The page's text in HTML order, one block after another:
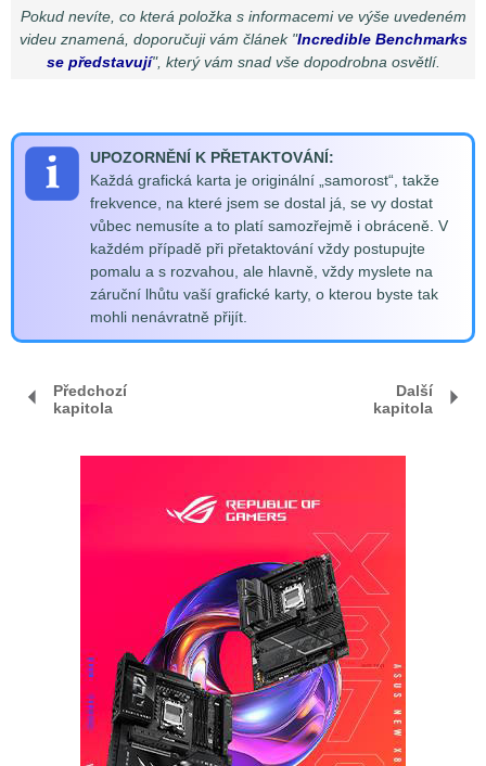
Pokud nevíte, co která položka s informacemi ve výše uvedeném
videu znamená, doporučuji vám článek "Incredible Benchmarks
se představují", který vám snad vše dopodrobna osvětlí.
UPOZORNĚNÍ K PŘETAKTOVÁNÍ:
Každá grafická karta je originální „samorost“, takže
frekvence, na které jsem se dostal já, se vy dostat
vůbec nemusíte a to platí samozřejmě i obráceně. V
každém případě při přetaktování vždy postupujte
pomalu a s rozvahou, ale hlavně, vždy myslete na
záruční lhůtu vaší grafické karty, o kterou byste tak
mohli nenávratně přijít.
Předchozí
kapitola
Další
kapitola